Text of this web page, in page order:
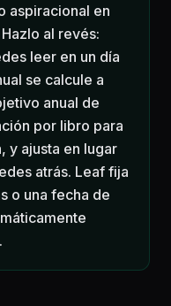
aspiracional en
al revés:
leer en un día
se calcule a
anual de
por libro para
y ajusta en lugar
atrás. Leaf fija
o una fecha de